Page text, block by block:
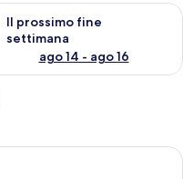
settimana, ago 7 - ago
Il prossimo fine
settimana
ago 14 - ago 16
la disponibilità per il
hotel moderno con facciata